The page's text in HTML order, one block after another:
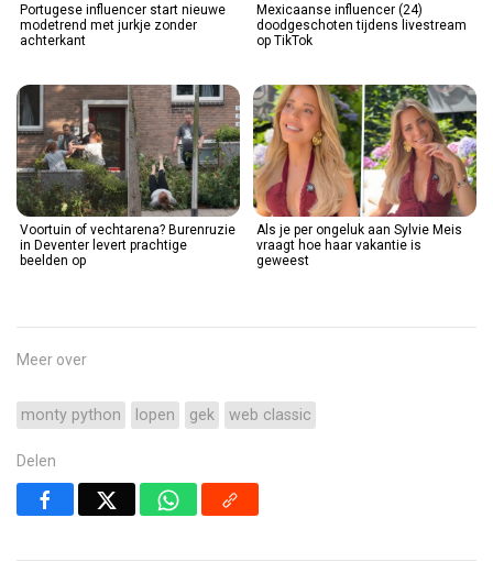
Portugese influencer start nieuwe
modetrend met jurkje zonder
achterkant
Mexicaanse influencer (24)
doodgeschoten tijdens livestream
op TikTok
Voortuin of vechtarena? Burenruzie
in Deventer levert prachtige
beelden op
Als je per ongeluk aan Sylvie Meis
vraagt hoe haar vakantie is
geweest
Meer over
monty python lopen gek web classic
Delen